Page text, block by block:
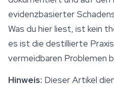
evidenzbasierter
Was du hier liest, ist kein
es ist die destillierte
vermeidbaren Problemen
Hinweis: Dieser Artikel